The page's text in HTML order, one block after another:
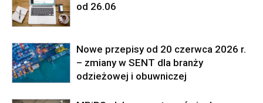
od 26.06
Nowe przepisy od 20 czerwca 2026 r.
– zmiany w SENT dla branży
odzieżowej i obuwniczej